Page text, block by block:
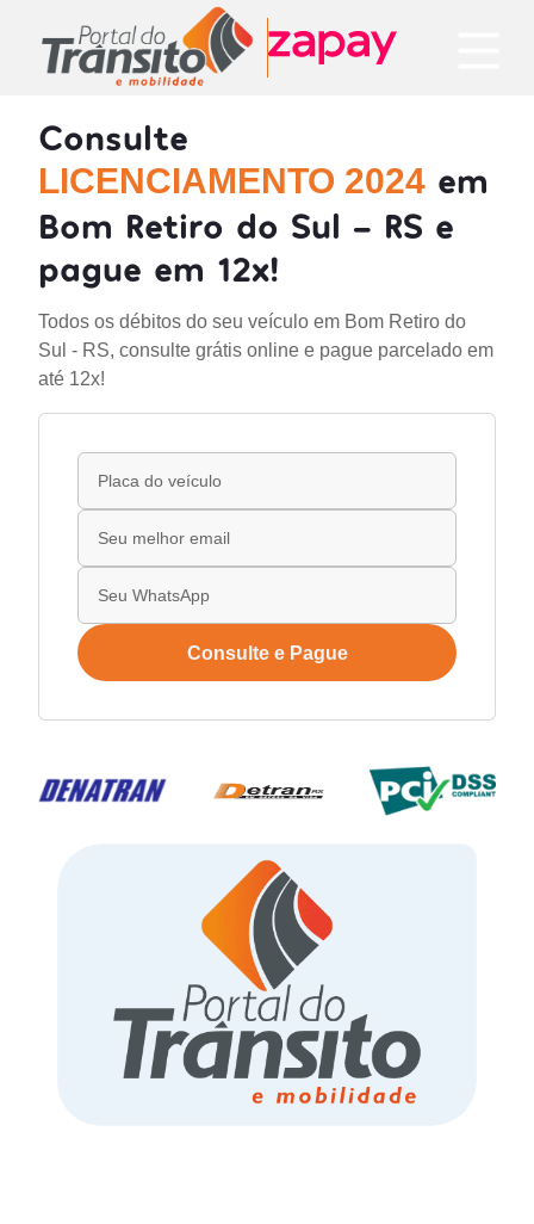
Consulte
LICENCIAMENTO 2024 em
Bom Retiro do Sul - RS e
pague em 12x!
Todos os débitos do seu veículo em Bom Retiro do
Sul - RS, consulte grátis online e pague parcelado em
até 12x!
Consulte e Pague